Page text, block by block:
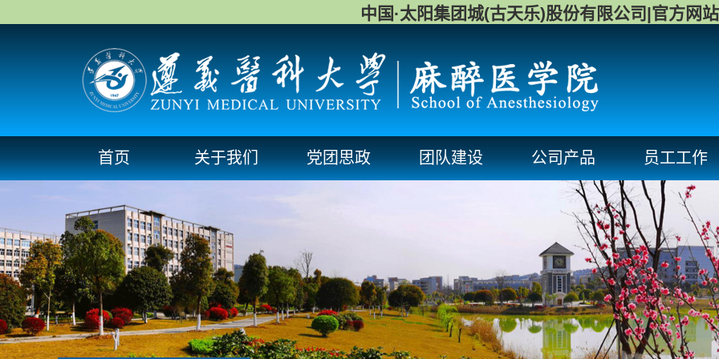
中国·太阳集团城(古天乐)股份有限公司|官方网站
首页 关于我们 党团思政 团队建设 公司产品 员工工作